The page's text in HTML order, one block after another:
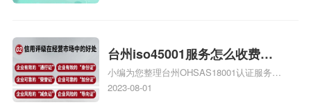
台州iso45001服务怎么收费，
台州iso45001认证服务怎么收
费
小编为您整理台州OHSAS18001认证服务中
心哪家收费便宜、台州ISO9000认证，哪个
2023-08-01